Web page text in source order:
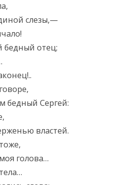
слезы,—
отец;
бедный Сергей:
властей.
голова…